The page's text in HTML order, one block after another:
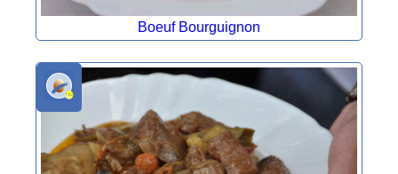
Boeuf Bourguignon